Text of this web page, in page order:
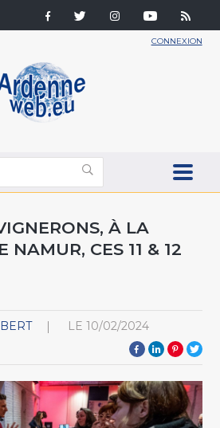
CONNEXION
À LA
NAMUR, CES 11 & 12
LE 10/02/2024